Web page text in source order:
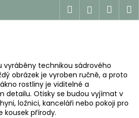
Hledat
vyráběny technikou sádrového
obrázek je vyroben ručně, a proto
rostliny je viditelné a
detailu. Otisky se budou vyjímat v
ložnici, kanceláři nebo pokoji pro
kousek přírody.